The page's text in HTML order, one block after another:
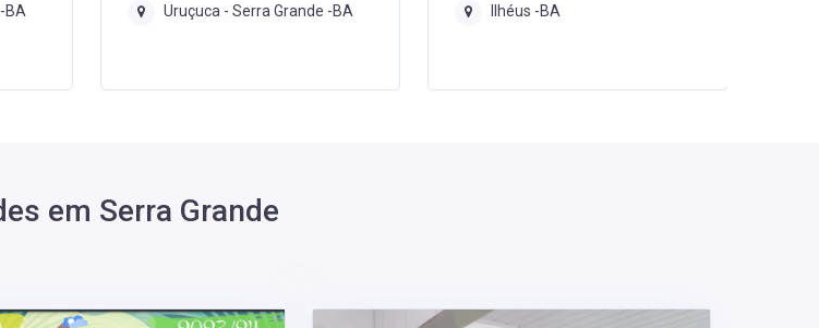
BA Ilhéus -BA Ilhéus -BA
em Serra Grande